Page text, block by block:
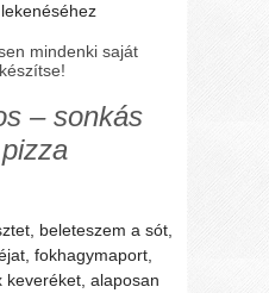
mindenki saját
– sonkás
beleteszem a sót,
fokhagymaport,
keveréket, alaposan